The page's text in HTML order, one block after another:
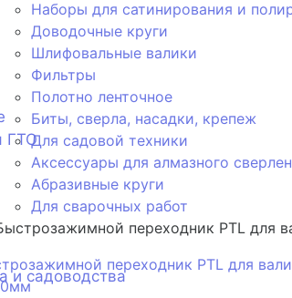
ГТО
и садоводства
Наборы для сатинирования и
Доводочные круги
Шлифовальные валики
Фильтры
Полотно ленточное
Биты, сверла, насадки, крепеж
Для садовой техники
Аксессуары для алмазного
Абразивные круги
Для сварочных работ
переходник PTL для